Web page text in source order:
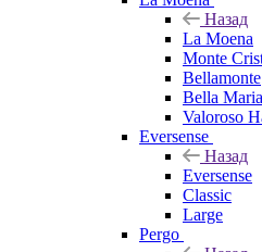
Назад
La Moena
Monte
Bellamonte
Bella
Valoroso
Eversense
Назад
Eversense
Classic
Large
Pergo